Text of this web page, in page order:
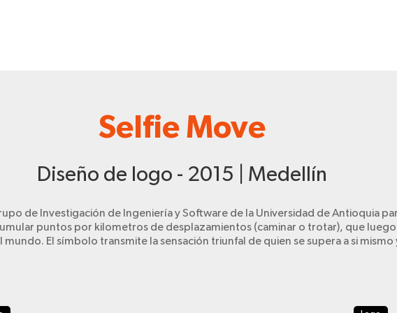
Selfie Move
Diseño de logo - 2015 | Medellín
de Investigación de Ingeniería y Software de la Universidad de Antioquia
puntos por kilometros de desplazamientos (caminar o trotar), que
El símbolo transmite la sensación triunfal de quien se supera a si